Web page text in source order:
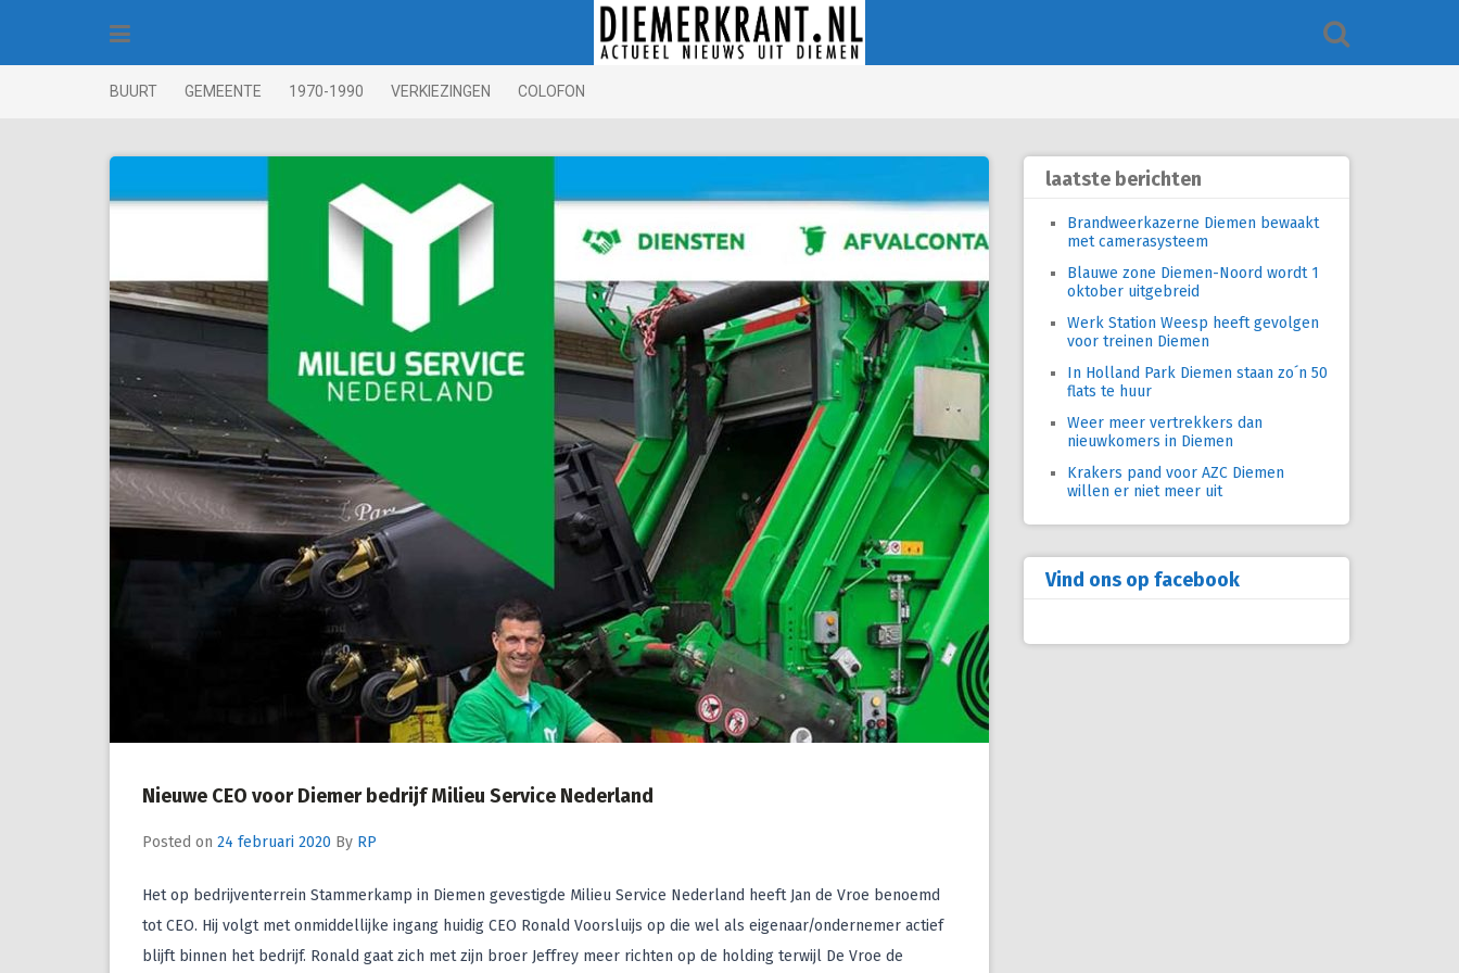
BUURT GEMEENTE 1970-1990 VERKIEZINGEN COLOFON
Nieuwe CEO voor Diemer bedrijf Milieu Service Nederland
Posted on 24 februari 2020 By RP
Het op bedrijventerrein Stammerkamp in Diemen gevestigde Milieu Service Nederland heeft Jan de Vroe benoemd
tot CEO. Hij volgt met onmiddellijke ingang huidig CEO Ronald Voorsluijs op die wel als eigenaar/ondernemer actief
blijft binnen het bedrijf. Ronald gaat zich met zijn broer Jeffrey meer richten op de holding terwijl De Vroe de
laatste berichten
Brandweerkazerne Diemen bewaakt
met camerasysteem
Blauwe zone Diemen-Noord wordt 1
oktober uitgebreid
Werk Station Weesp heeft gevolgen
voor treinen Diemen
In Holland Park Diemen staan zo´n 50
flats te huur
Weer meer vertrekkers dan
nieuwkomers in Diemen
Krakers pand voor AZC Diemen
willen er niet meer uit
Vind ons op facebook